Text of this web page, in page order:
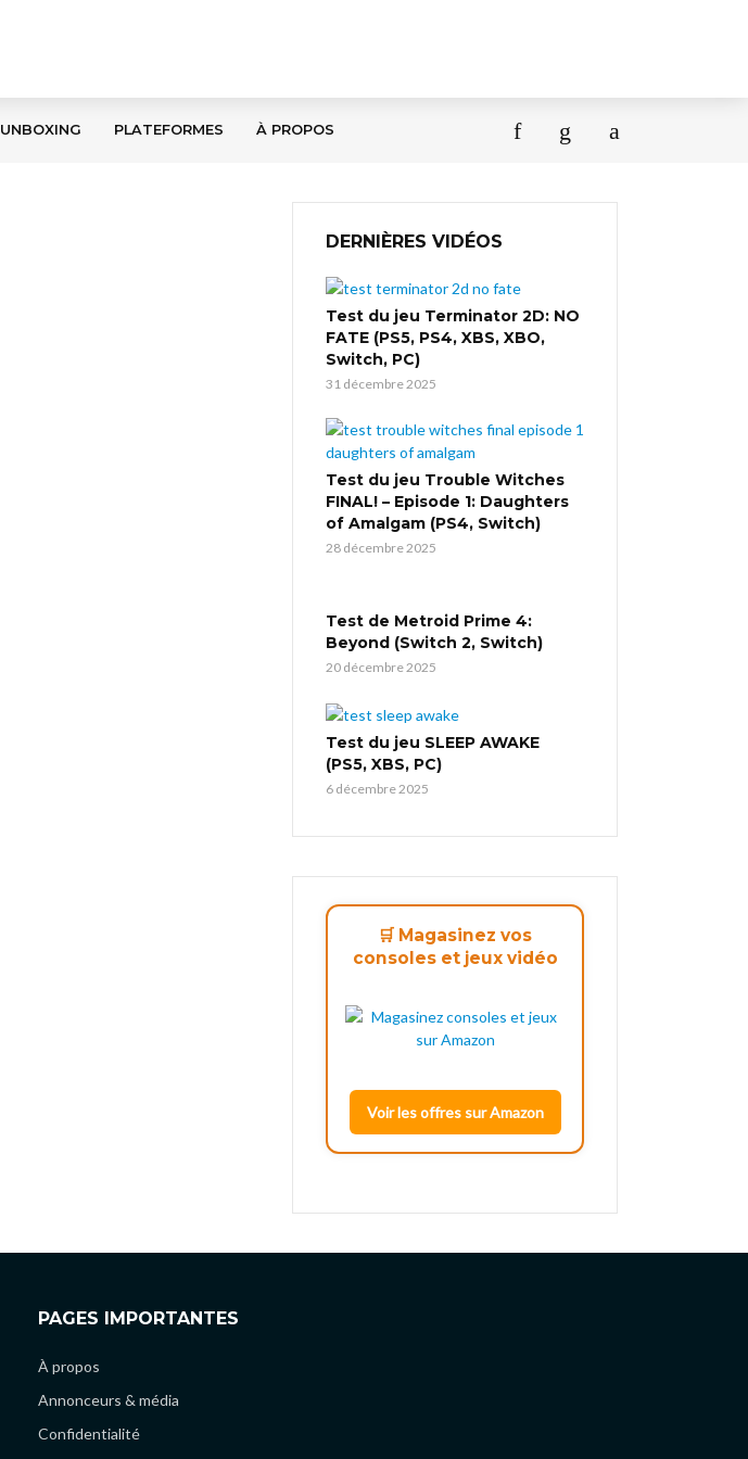
UNBOXING PLATEFORMES À PROPOS
DERNIÈRES VIDÉOS
Test du jeu Terminator 2D: NO
FATE (PS5, PS4, XBS, XBO,
Switch, PC)
31 décembre 2025
Test du jeu Trouble Witches
FINAL! – Episode 1: Daughters
of Amalgam (PS4, Switch)
28 décembre 2025
Test de Metroid Prime 4:
Beyond (Switch 2, Switch)
20 décembre 2025
Test du jeu SLEEP AWAKE
(PS5, XBS, PC)
6 décembre 2025
🛒 Magasinez vos
consoles et jeux vidéo
Voir les offres sur Amazon
PAGES IMPORTANTES
À propos
Annonceurs & média
Confidentialité